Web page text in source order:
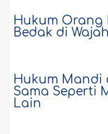
perempuan
Hajjatul
ayahnya
sementara
tidak tahu.
Hukum Orang
Bedak di
Hukum Mandi
Sama Seperti
Lain